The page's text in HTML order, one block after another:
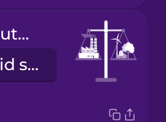
carbon neutral
szén-dioxid semleges